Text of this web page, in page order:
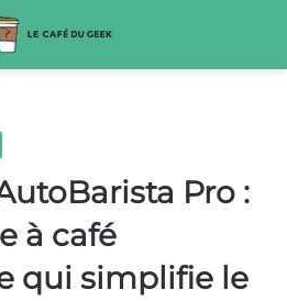
Pro :
à café
qui simplifie le